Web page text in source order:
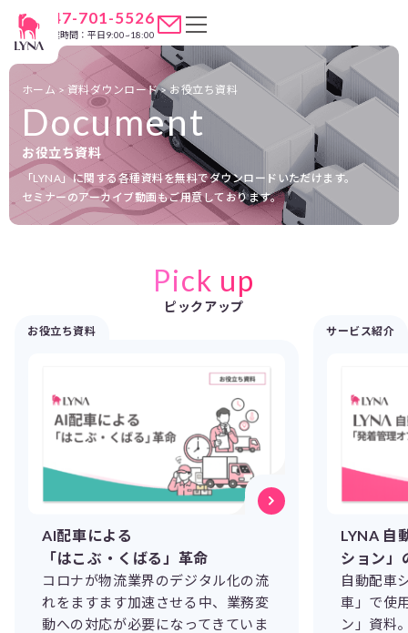
047-701-5526
営業時間：平日9:00~18:00
Document
お役立ち資料
「LYNA」に関する各種資料を無料でダウンロードいただけます。
セミナーのアーカイブ動画もご用意しております。
ホーム > 資料ダウンロード>お役立ち資料
Pick up
ピックアップ
お役立ち資料
AI配車による
「はこぶ・くばる」革命
コロナが物流業界のデジタル化の流
れをますます加速させる中、業務変
動への対応が必要になってきていま
サービス紹介
LYNA 自
ション」
自動配車
車」で使
ン」資料